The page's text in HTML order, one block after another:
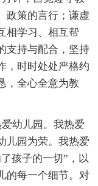
政策的言行；谦虚
相学习、相互帮
支持与配合，坚持
，时时处处严格约
，全心全意为教
幼儿园。我热爱
儿园为荣。我热爱
孩子的一切”，以
的每一个细节。对